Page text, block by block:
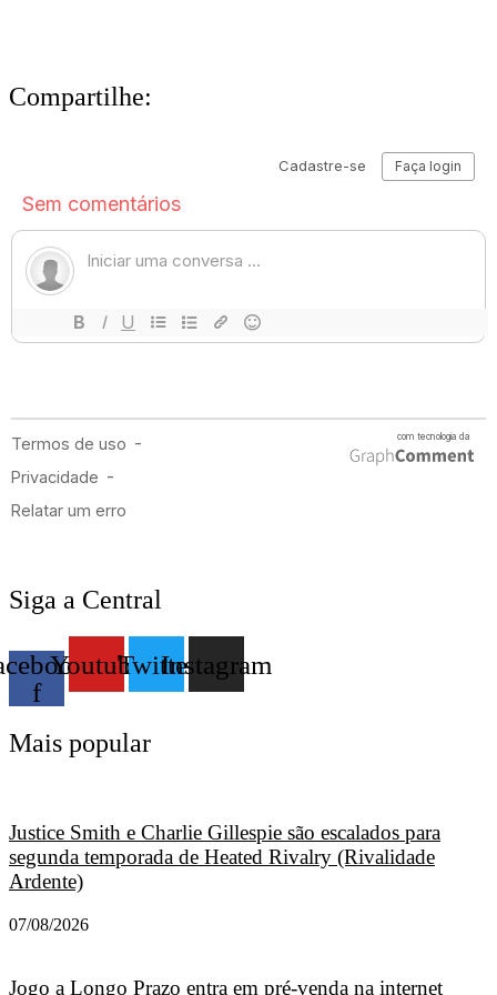
Compartilhe:
Siga a Central
f
YoutubeTwitterInstagram
Mais popular
Justice Smith e Charlie Gillespie são escalados para
segunda temporada de Heated Rivalry (Rivalidade
Ardente)
07/08/2026
Jogo a Longo Prazo entra em pré-venda na internet